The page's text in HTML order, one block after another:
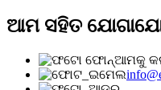
ଆମ ସହିତ
ଆମକୁ